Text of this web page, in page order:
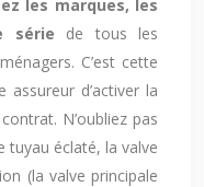
les marques, les
série de tous les
C’est cette
d’activer la
N’oubliez pas
tuyau éclaté, la valve
(la valve principale